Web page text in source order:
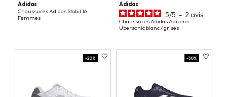
Adidas
Chaussures Adidas Stabil 16
Femmes
Adidas
5/5 - 2 avis
Chaussures Adidas Adizero
Ubersonic blanc / grises
-20% -30%